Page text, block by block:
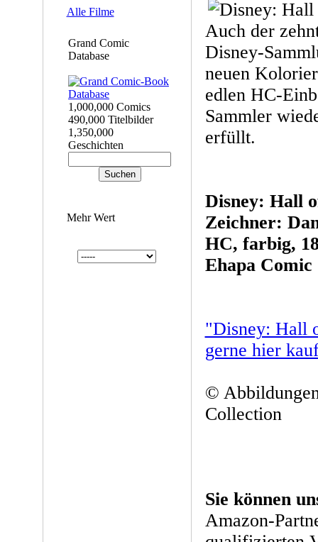
Alle Filme
Grand Comic
Database
1,000,000 Comics
490,000 Titelbilder
1,350,000
Geschichten
Mehr Wert
Auch der
Disney-
neuen
edlen HC-
Sammler
erfüllt.
Disney: Hall
Zeichner:
HC, farbig,
Ehapa
"Disney: Hall
gerne hier
©
Collection
Sie können
Amazon-